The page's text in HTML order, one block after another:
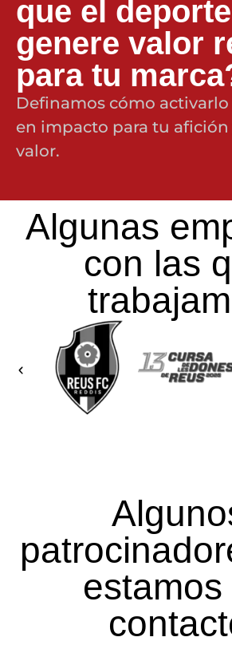
que el deporte
genere valor
para tu
Definamos cómo
en impacto para tu
valor.
Algunas
con las
estamos